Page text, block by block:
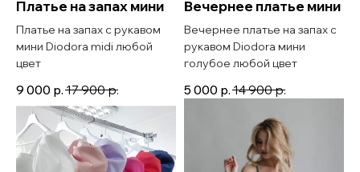
Платье на запах мини
Платье на запах с рукавом
мини Diodora midi любой
цвет
9 000 р. 17 900 р.
Вечернее платье мини
Вечернее платье на запах с
рукавом Diodora мини
голубое любой цвет
5 000 р. 14 900 р.